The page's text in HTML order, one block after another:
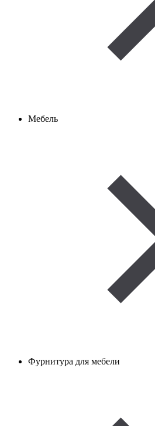
Мебель
Фурнитура для мебели